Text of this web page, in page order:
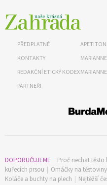
PŘEDPLATNÉ
KONTAKTY
REDAKČNÍ ETICKÝ KODEX
PARTNEŘI
MARIANNE
DOPORUČUJEME Proč nechat těsto
kuřecích prsou | Omáčky na
Koláče a buchty na plech | Nejtěžší